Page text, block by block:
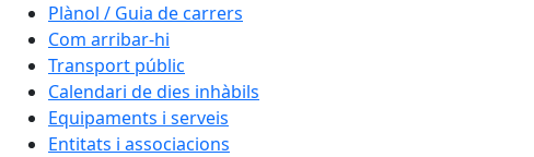
Plànol / Guia de carrers
Com arribar-hi
Transport públic
Calendari de dies inhàbils
Equipaments i serveis
Entitats i associacions